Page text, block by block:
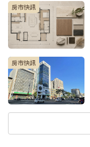
房市快訊
房市快訊